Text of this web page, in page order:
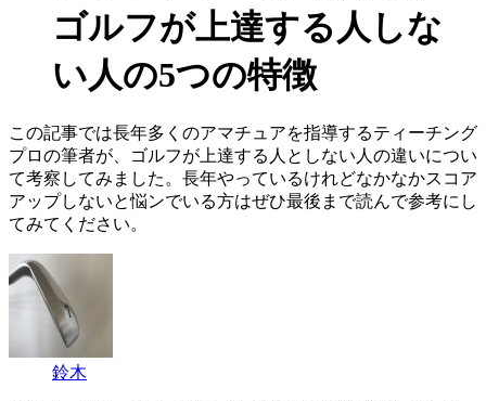
ゴルフが上達する人しな
い人の5つの特徴
この記事では長年多くのアマチュアを指導するティーチング
プロの筆者が、ゴルフが上達する人としない人の違いについ
て考察してみました。長年やっているけれどなかなかスコア
アップしないと悩ンでいる方はぜひ最後まで読んで参考にし
てみてください。
鈴木